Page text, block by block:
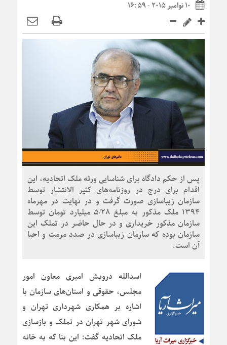
10 نوامبر 2015 - 16:59
پس از حکم دادگاه برای شناسایی ورثه ملک اتحادیه، این
اقدام برای درج در روزنامه‌های کثیر الانتشار توسط
سازمان زیباسازی صورت گرفت و در نهایت در مهرماه
۱۳۹۴ ملک مذکور به مبلغ ۵/۲۸ میلیارد تومان توسط
سازمان مذکور خریداری و در حال حاضر در تملک این
سازمان بوده که سازمان زیباسازی در صدد مرمت و احیا
آن است.
اسدالله درویش امیری معاون امور
مجلس، حقوقی و استان‌های سازمان با
اشاره بر همکاری شهرداری تهران و
شورای شهر تهران در تملک و بازسازی
ملک اتحادیه گفت: این بنا که به خانه